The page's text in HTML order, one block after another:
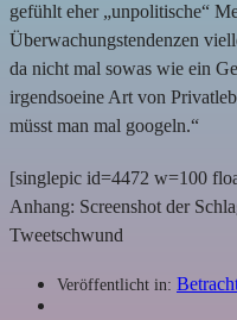
gefühlt eher „unpolitische“
Überwachungstendenzen
da nicht mal sowas wie ein
irgendsoeine Art von
müsst man mal googeln.“
[singlepic id=4472 w=100
Anhang: Screenshot der
Tweetschwund
Veröffentlicht in: